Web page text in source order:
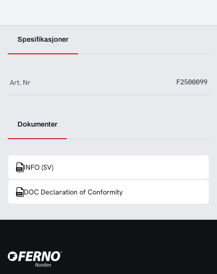
Spesifikasjoner
Art. Nr F2500099
Dokumenter
INFO (SV)
DOC Declaration of Conformity